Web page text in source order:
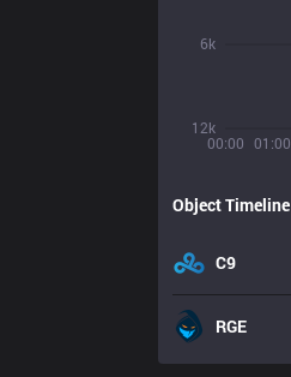
00:00 01:00
12k
6k
Object Timeline
C9
RGE